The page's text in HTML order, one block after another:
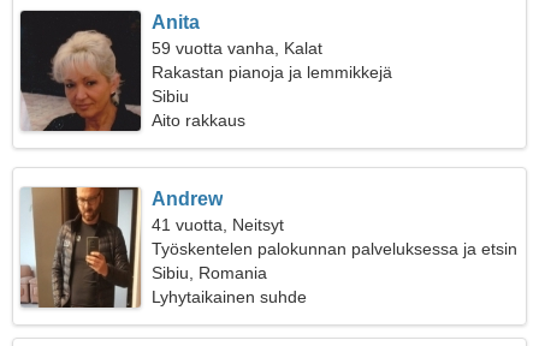
Anita
59 vuotta vanha, Kalat
Rakastan pianoja ja lemmikkejä
Sibiu
Aito rakkaus
Andrew
41 vuotta, Neitsyt
Työskentelen palokunnan palveluksessa ja etsin
empaattista naista
Sibiu, Romania
Lyhytaikainen suhde